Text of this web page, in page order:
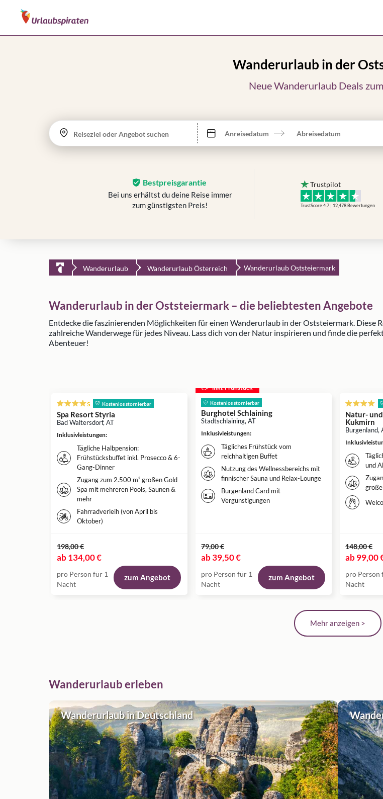
Wanderurlaub in der
Neue Wanderurlaub Deals
Reiseziel oder Angebot suchen Anreisedatum Abreisedatum
Bestpreisgarantie
Bei uns erhältst du deine Reise immer
zum günstigsten Preis!
Trustpilot
TrustScore 4.7 | 12,478Bewertungen
Wanderurlaub Wanderurlaub Österreich Wanderurlaub Oststeiermark
Wanderurlaub in der Oststeiermark – die beliebtesten Angebote
Entdecke die faszinierenden Möglichkeiten für einen Wanderurlaub in der Oststeiermark. Diese
zahlreiche Wanderwege für jedes Niveau. Lass dich von der Natur inspirieren und finde die
Abenteuer!
s Kostenlos stornierbar
Spa Resort Styria
Bad Waltersdorf, AT
Inklusivleistungen:
Tägliche Halbpension:
Frühstücksbuffet inkl. Prosecco & 6-
Gang-Dinner
Zugang zum 2.500 m² großen Gold
Spa mit mehreren Pools, Saunen &
mehr
Fahrradverleih (von April bis
Oktober)
198,00 €
ab134,00 €
pro Person für 1
Nacht
zum Angebot
inkl. Frühstück
Kostenlos stornierbar
Burghotel Schlaining
Stadtschlaining, AT
Inklusivleistungen:
Tägliches Frühstück vom
reichhaltigen Buffet
Nutzung des Wellnessbereichs mit
finnischer Sauna und Relax-Lounge
Burgenland Card mit
Vergünstigungen
79,00 €
ab39,50 €
pro Person für 1
Nacht
zum Angebot
Natur-
Kukmirn
Burgenland,
und
148,00 €
ab99,00
pro Person
Nacht
Mehr anzeigen >
Wanderurlaub erleben
Wanderurlaub in Deutschland